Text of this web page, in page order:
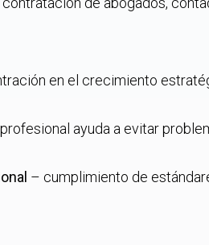
en el crecimiento
ayuda a evitar
– cumplimiento de